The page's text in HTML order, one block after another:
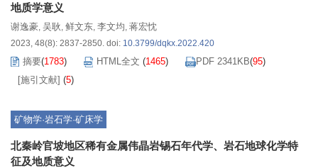
地质学意义
谢逸豪, 吴耿, 鲜文东, 李文均, 蒋宏忱
2023, 48(8): 2837-2850. doi: 10.3799/dqkx.2022.420
摘要(1783) HTML全文 (1465) PDF 2341KB(95)
[施引文献] (5)
矿物学·岩石学·矿床学
北秦岭官坡地区稀有金属伟晶岩锡石年代学、岩石地球化学特
征及地质意义